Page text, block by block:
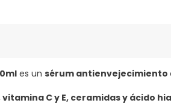
es un sérum antienvejecimiento
C y E, ceramidas y ácido